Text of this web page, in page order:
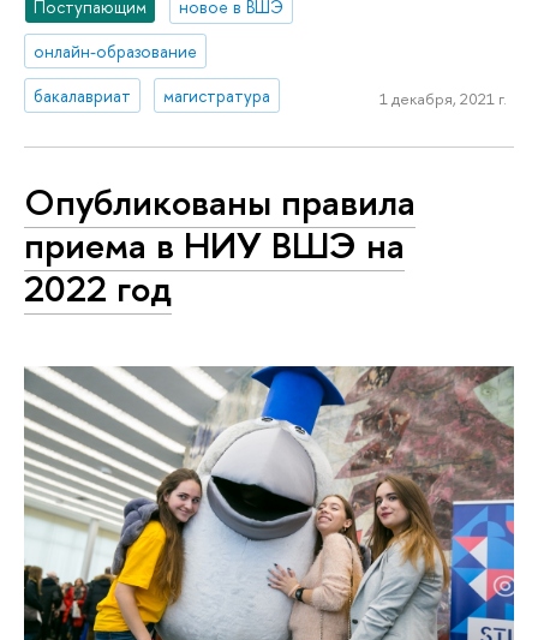
Поступающим
новое в ВШЭ
онлайн-образование
бакалавриат
магистратура 1 декабря, 2021 г.
Опубликованы правила
приема в НИУ ВШЭ на
2022 год